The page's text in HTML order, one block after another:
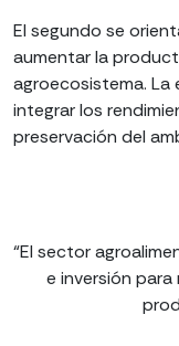
El segundo se
aumentar la
agroecosistema.
integrar los
preservación del
“El sector
e inversión